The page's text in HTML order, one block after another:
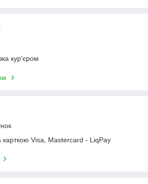
кур'єром
Visa, Mastercard - LiqPay